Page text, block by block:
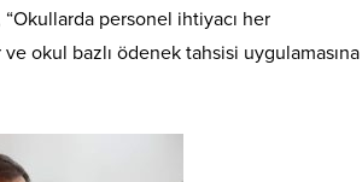
personel ihtiyacı her
okul bazlı ödenek tahsisi uygulamasına